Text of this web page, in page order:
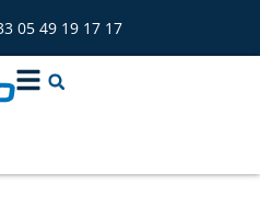
05 49 19 17 17